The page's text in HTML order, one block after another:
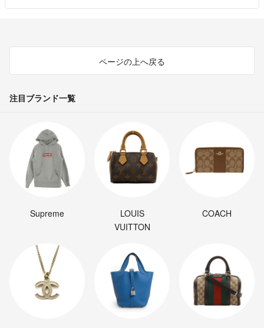
ページの上へ戻る
注目ブランド一覧
Supreme
LOUIS
VUITTON
COACH